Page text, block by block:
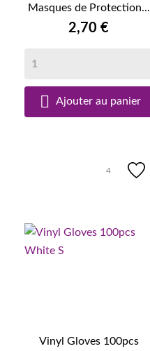
Masques de Protection...
2,70 €
 Ajouter au panier
4
Vinyl Gloves 100pcs